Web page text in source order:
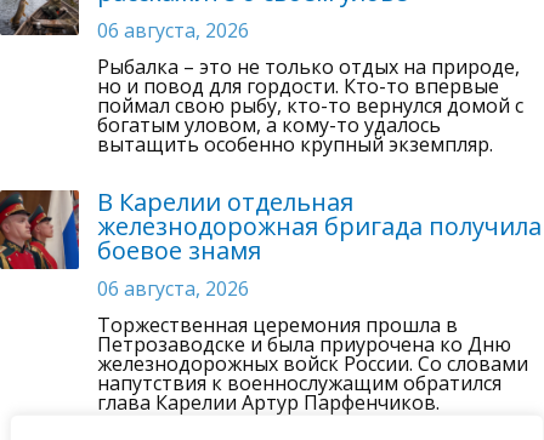
06 августа, 2026
Рыбалка – это не только отдых на природе,
но и повод для гордости. Кто-то впервые
поймал свою рыбу, кто-то вернулся домой с
богатым уловом, а кому-то удалось
вытащить особенно крупный экземпляр.
В Карелии отдельная
железнодорожная бригада получила
боевое знамя
06 августа, 2026
Торжественная церемония прошла в
Петрозаводске и была приурочена ко Дню
железнодорожных войск России. Со словами
напутствия к военнослужащим обратился
глава Карелии Артур Парфенчиков.